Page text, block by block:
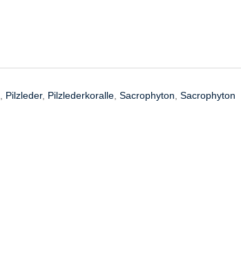
Pilzleder, Pilzlederkoralle ,Sacrophyton ,Sacrophyton